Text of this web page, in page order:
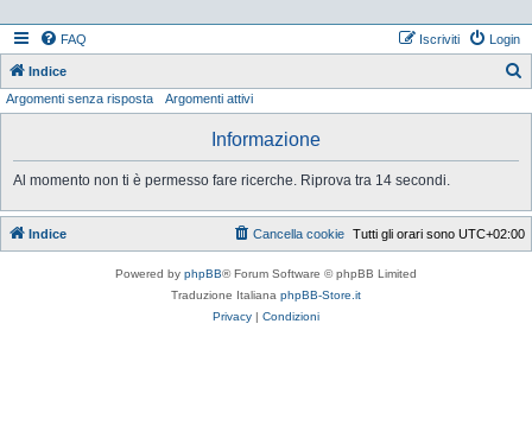
FAQ Login
Iscriviti
Indice
Argomenti senza risposta Argomenti attivi
Informazione
Al momento non ti è permesso fare ricerche. Riprova tra 14 secondi.
Indice Tutti gli orari sono UTC+02:00
Cancella cookie
Powered by phpBB® Forum Software © phpBB Limited
Traduzione Italiana phpBB-Store.it
Privacy | Condizioni